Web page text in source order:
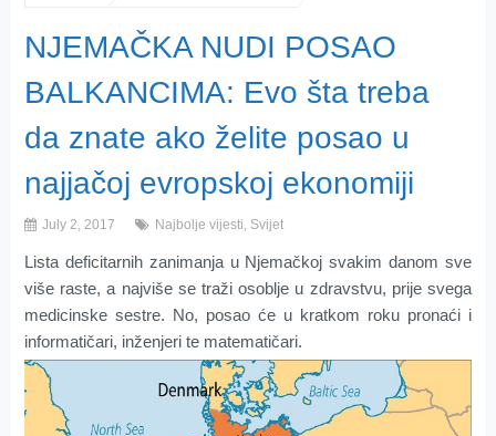
NJEMAČKA NUDI POSAO
BALKANCIMA: Evo šta treba
da znate ako želite posao u
najjačoj evropskoj ekonomiji
July 2, 2017 Najbolje vijesti, Svijet
Lista deficitarnih zanimanja u Njemačkoj svakim danom sve
više raste, a najviše se traži osoblje u zdravstvu, prije svega
medicinske sestre. No, posao će u kratkom roku pronaći i
informatičari, inženjeri te matematičari.